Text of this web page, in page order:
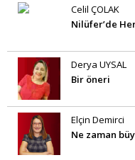
Celil ÇOLAK
Nilüfer’de
Derya UYSAL
Bir öneri
Elçin Demirci
Ne zaman